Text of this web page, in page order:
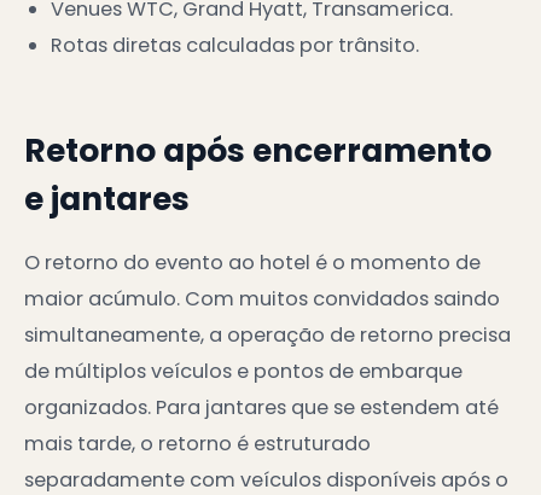
Venues WTC, Grand Hyatt, Transamerica.
Rotas diretas calculadas por trânsito.
Retorno após encerramento
e jantares
O retorno do evento ao hotel é o momento de
maior acúmulo. Com muitos convidados saindo
simultaneamente, a operação de retorno precisa
de múltiplos veículos e pontos de embarque
organizados. Para jantares que se estendem até
mais tarde, o retorno é estruturado
separadamente com veículos disponíveis após o